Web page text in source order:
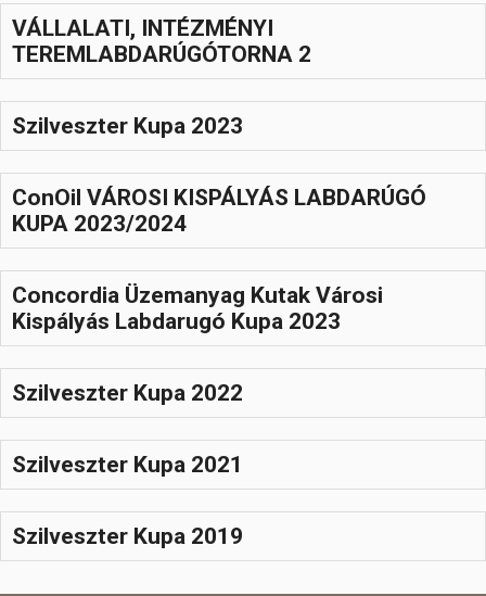
VÁLLALATI, INTÉZMÉNYI
TEREMLABDARÚGÓTORNA 2
Szilveszter Kupa 2023
ConOil VÁROSI KISPÁLYÁS LABDARÚGÓ
KUPA 2023/2024
Concordia Üzemanyag Kutak Városi
Kispályás Labdarugó Kupa 2023
Szilveszter Kupa 2022
Szilveszter Kupa 2021
Szilveszter Kupa 2019